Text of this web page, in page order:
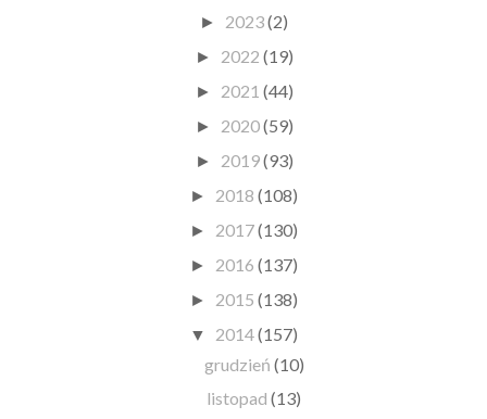
► 2023(2)
► 2022 (19)
► 2021 (44)
► 2020(59)
► 2019(93)
► 2018 (108)
► 2017(130)
► 2016 (137)
► 2015 (138)
▼ 2014(157)
grudzień (10)
listopad(13)